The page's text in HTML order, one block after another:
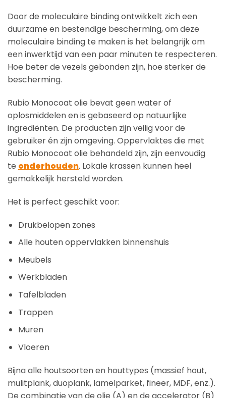
Door de moleculaire binding ontwikkelt zich een
duurzame en bestendige bescherming, om deze
moleculaire binding te maken is het belangrijk om
een inwerktijd van een paar minuten te respecteren.
Hoe beter de vezels gebonden zijn, hoe sterker de
bescherming.
Rubio Monocoat olie bevat geen water of
oplosmiddelen en is gebaseerd op natuurlijke
ingrediënten. De producten zijn veilig voor de
gebruiker én zijn omgeving. Oppervlaktes die met
Rubio Monocoat olie behandeld zijn, zijn eenvoudig
te onderhouden. Lokale krassen kunnen heel
gemakkelijk hersteld worden.
Het is perfect geschikt voor:
Drukbelopen zones
Alle houten oppervlakken binnenshuis
Meubels
Werkbladen
Tafelbladen
Trappen
Muren
Vloeren
Bijna alle houtsoorten en houttypes (massief hout,
mulitplank, duoplank, lamelparket, fineer, MDF, enz.).
De combinatie van de olie (A) en de accelerator (B)